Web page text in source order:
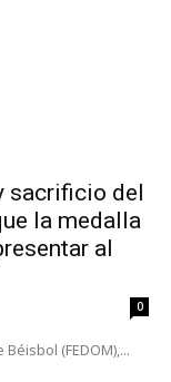
sacrificio del
la medalla
al
0
(FEDOM),...